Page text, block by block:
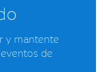
y mantente
de